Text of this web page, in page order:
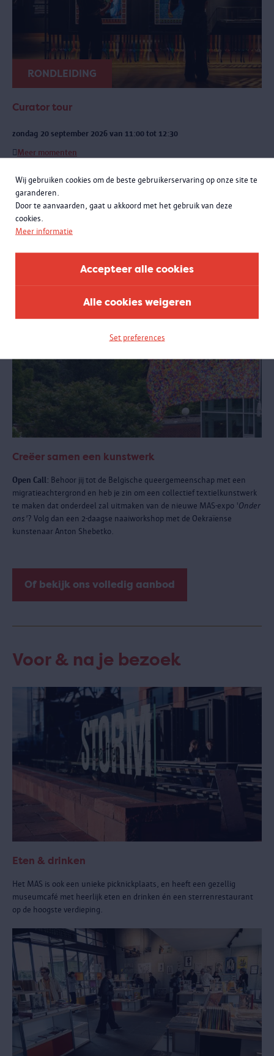
Wij gebruiken cookies om de beste gebruikerservaring op onze site te
garanderen.
Door te aanvaarden, gaat u akkoord met het gebruik van deze
cookies.
Meer informatie
Accepteer alle cookies
Alle cookies weigeren
Set preferences
RONDLEIDING
Curator tour
zondag 20 september 2026 van 11:00 tot 12:30
Meer momenten
Een exclusieve rondleiding met curatoren Rachid Atia en Roselyne
Francken. Je leert niet alleen de opmerkelijke verhalen achter de
objecten kennen, maar komt ook meer te weten over de bijzondere
samenwerking met het Antwerpse sportlandschap.
Creëer samen een kunstwerk
Open Call: Behoor jij tot de Belgische queergemeenschap met een
migratieachtergrond en heb je zin om een collectief textielkunstwerk
te maken dat onderdeel zal uitmaken van de nieuwe MAS-expo 'Onder
ons'? Volg dan een 2-daagse naaiworkshop met de Oekraïense
kunstenaar Anton Shebetko.
Of bekijk ons volledig aanbod
Voor & na je bezoek
Eten & drinken
Het MAS is ook een unieke picknickplaats, en heeft een gezellig
museumcafé met heerlijk eten en drinken én een sterrenrestaurant
op de hoogste verdieping.